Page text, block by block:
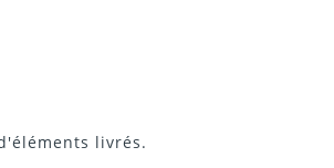
livrés.